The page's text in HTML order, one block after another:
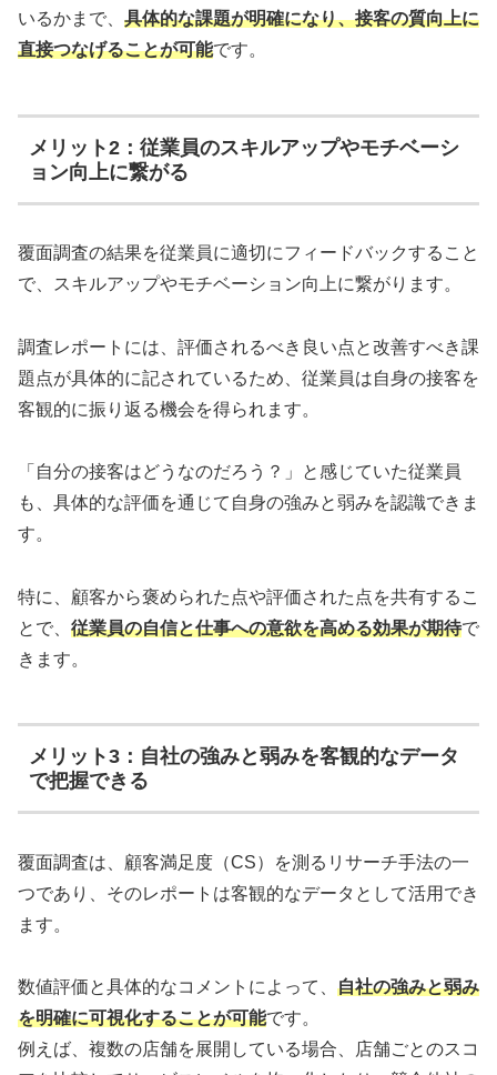
いるかまで、 具体的な課題が明確になり、接客の質向上に
直接つなげることが可能です。
メリット2：従業員のスキルアップやモチベーシ
ョン向上に繋がる
覆面調査の結果を従業員に適切にフィードバックすること
で、スキルアップやモチベーション向上に繋がります。
調査レポートには、評価されるべき良い点と改善すべき課
題点が具体的に記されているため、従業員は自身の接客を
客観的に振り返る機会を得られます。
「自分の接客はどうなのだろう？」と感じていた従業員
も、具体的な評価を通じて自身の強みと弱みを認識できま
す。
特に、顧客から褒められた点や評価された点を共有するこ
とで、 従業員の自信と仕事への意欲を高める効果が期待で
きます。
メリット3：自社の強みと弱みを客観的なデータ
で把握できる
覆面調査は、顧客満足度（CS）を測るリサーチ手法の一
つであり、そのレポートは客観的なデータとして活用でき
ます。
数値評価と具体的なコメントによって、 自社の強みと弱み
を明確に可視化することが可能です。
例えば、複数の店舗を展開している場合、店舗ごとのスコ